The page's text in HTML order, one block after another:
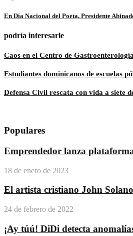
En Día Nacional del Poeta, Presidente
podría interesarle
Caos en el Centro de
Estudiantes dominicanos de escuelas
Defensa Civil rescata con vida a siete
Populares
Emprendedor lanza
18 de enero de 2023
El artista cristiano John
24 de febrero de 2022
¡Ay túú! DiDi detecta